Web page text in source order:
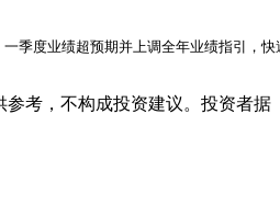
一季度业绩超预期并上调全年业绩指引，
参考，不构成投资建议。投资者据